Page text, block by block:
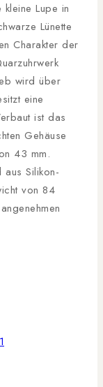
Lupe in
Lünette
Charakter der
wird über
eine
ist das
Gehäuse
43 mm.
aus Silikon-
von 84